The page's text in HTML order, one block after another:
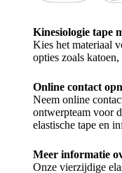
Kinesiologie tape
Kies het materiaal
opties zoals
Online contact
Neem online
ontwerpteam voor
elastische tape en
Meer informatie
Onze vierzijdige